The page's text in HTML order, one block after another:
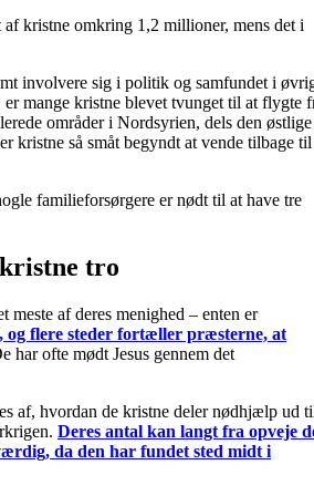
kristne omkring 1,2 millioner, mens det i
involvere sig i politik og samfundet i
mange kristne blevet tvunget til at flygte
områder i Nordsyrien, dels den østlige
kristne så småt begyndt at vende tilbage til
familieforsørgere er nødt til at have tre
tro
af deres menighed – enten er
og flere steder fortæller præsterne, at
har ofte mødt Jesus gennem det
af, hvordan de kristne deler nødhjælp ud
Deres antal kan langt fra opveje
da den har fundet sted midt i